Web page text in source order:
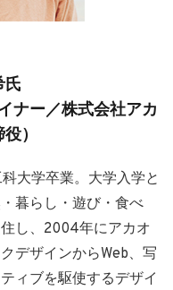
氏
ナー／株式会社アカ
）
大学卒業。大学入学と
暮らし・遊び・食べ
し、2004年にアカオ
デザインからWeb、写
ィブを駆使するデザイ